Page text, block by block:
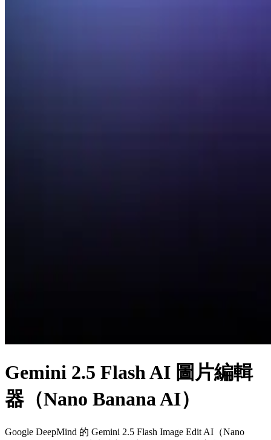
Gemini 2.5 Flash AI 圖片編輯
器（Nano Banana AI）
Google DeepMind 的 Gemini 2.5 Flash Image Edit AI（Nano